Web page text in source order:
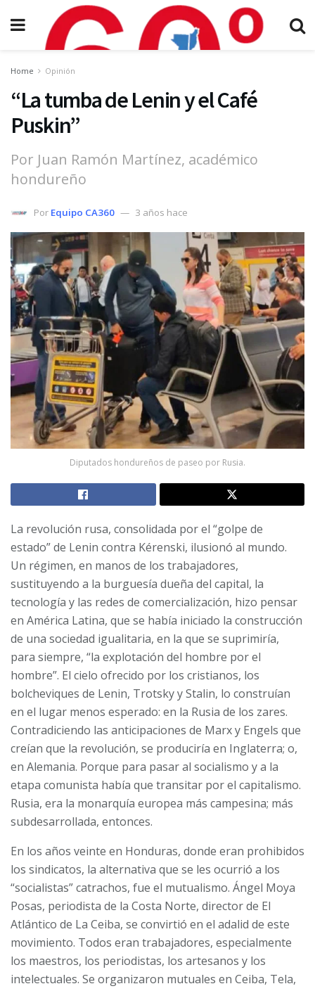
Home Opinión
“La tumba de Lenin y el Café
Puskin”
Por Juan Ramón Martínez, académico
hondureño
Por Equipo CA360 3 años hace
Diputados hondureños de paseo por Rusia.
La revolución rusa, consolidada por el “golpe de
estado” de Lenin contra Kérenski, ilusionó al mundo.
Un régimen, en manos de los trabajadores,
sustituyendo a la burguesía dueña del capital, la
tecnología y las redes de comercialización, hizo pensar
en América Latina, que se había iniciado la construcción
de una sociedad igualitaria, en la que se suprimiría,
para siempre, “la explotación del hombre por el
hombre”. El cielo ofrecido por los cristianos, los
bolcheviques de Lenin, Trotsky y Stalin, lo construían
en el lugar menos esperado: en la Rusia de los zares.
Contradiciendo las anticipaciones de Marx y Engels que
creían que la revolución, se produciría en Inglaterra; o,
en Alemania. Porque para pasar al socialismo y a la
etapa comunista había que transitar por el capitalismo.
Rusia, era la monarquía europea más campesina; más
subdesarrollada, entonces.
En los años veinte en Honduras, donde eran prohibidos
los sindicatos, la alternativa que se les ocurrió a los
“socialistas” catrachos, fue el mutualismo. Ángel Moya
Posas, periodista de la Costa Norte, director de El
Atlántico de La Ceiba, se convirtió en el adalid de este
movimiento. Todos eran trabajadores, especialmente
los maestros, los periodistas, los artesanos y los
intelectuales. Se organizaron mutuales en Ceiba, Tela,